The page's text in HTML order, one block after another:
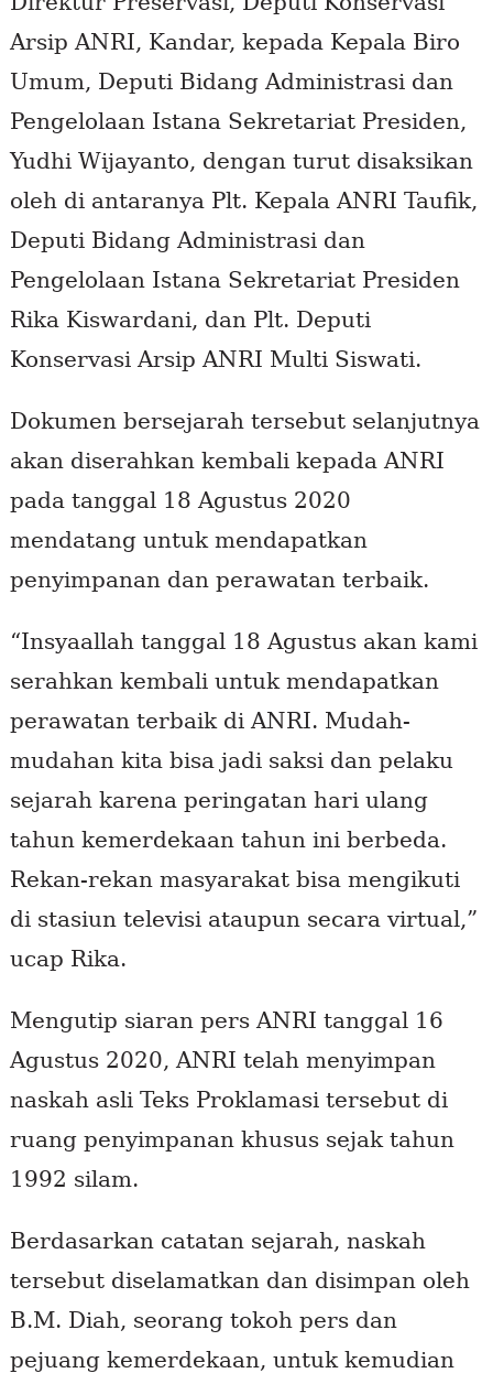
Arsip ANRI, Kandar, kepada Kepala Biro
Umum, Deputi Bidang Administrasi dan
Pengelolaan Istana Sekretariat Presiden,
Yudhi Wijayanto, dengan turut disaksikan
oleh di antaranya Plt. Kepala ANRI Taufik,
Deputi Bidang Administrasi dan
Pengelolaan Istana Sekretariat Presiden
Rika Kiswardani, dan Plt. Deputi
Konservasi Arsip ANRI Multi Siswati.
Dokumen bersejarah tersebut selanjutnya
akan diserahkan kembali kepada ANRI
pada tanggal 18 Agustus 2020
mendatang untuk mendapatkan
penyimpanan dan perawatan terbaik.
“Insyaallah tanggal 18 Agustus akan kami
serahkan kembali untuk mendapatkan
perawatan terbaik di ANRI. Mudah-
mudahan kita bisa jadi saksi dan pelaku
sejarah karena peringatan hari ulang
tahun kemerdekaan tahun ini berbeda.
Rekan-rekan masyarakat bisa mengikuti
di stasiun televisi ataupun secara virtual,”
ucap Rika.
Mengutip siaran pers ANRI tanggal 16
Agustus 2020, ANRI telah menyimpan
naskah asli Teks Proklamasi tersebut di
ruang penyimpanan khusus sejak tahun
1992 silam.
Berdasarkan catatan sejarah, naskah
tersebut diselamatkan dan disimpan oleh
B.M. Diah, seorang tokoh pers dan
pejuang kemerdekaan, untuk kemudian